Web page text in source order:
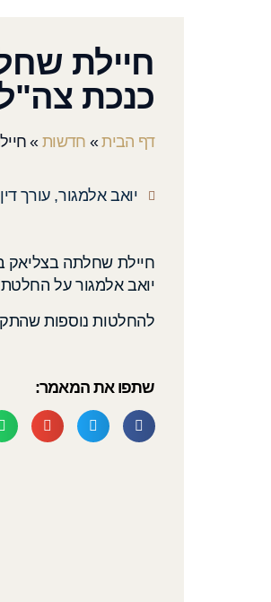
חיילת
כנכת
דף הבית» חדשות»
יואב אלמגור, עורך דין
חיילת שחלתה בצליאק
יואב אלמגור על
להחלטות נוספות
שתפו את המאמר: